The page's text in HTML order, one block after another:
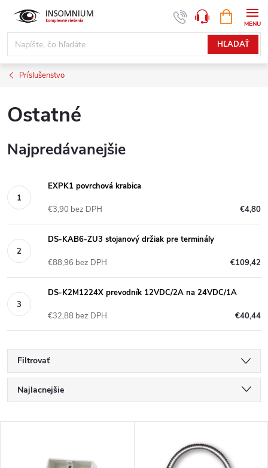
obsah
HĽADAŤ
KOŠÍK
Príslušenstvo
Ostatné
Najpredávanejšie
EXPK1 povrchová krabica
€4,80
€3,90 bez DPH
DS-KAB6-ZU3 stojanový držiak pre terminály
€109,42
€88,96 bez DPH
DS-K2M1224X prevodník 12VDC/2A na 24VDC/1A
€40,44
€32,88 bez DPH
Filtrovať
R
a
Najlacnejšie
Abecedne
www.insomnium.sk - Chat